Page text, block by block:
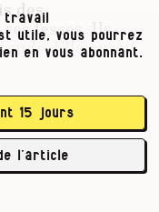
des
fesses. Ils
Elle aurait
Qui
de merdeux
en groupe. Mais
pas les outils.
travail
utile, vous pourrez
en vous abonnant.
15 jours
l’article